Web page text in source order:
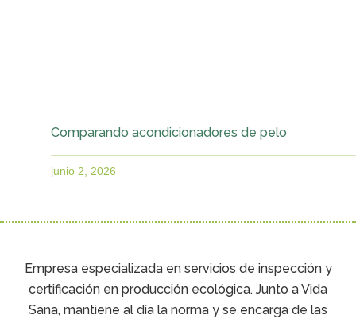
Comparando acondicionadores de pelo
junio 2, 2026
Empresa especializada en servicios de inspección y
certificación en producción ecológica. Junto a Vida
Sana, mantiene al día la norma y se encarga de las